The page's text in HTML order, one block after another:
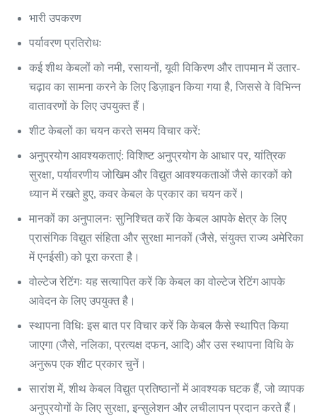
भारी उपकरण
पर्यावरण प्रतिरोधः
कई शीथ केबलों को नमी, रसायनों, यूवी विकिरण और तापमान में उतार-
चढ़ाव का सामना करने के लिए डिज़ाइन किया गया है, जिससे वे विभिन्न
वातावरणों के लिए उपयुक्त हैं।
शीट केबलों का चयन करते समय विचार करें:
अनुप्रयोग आवश्यकताएं: विशिष्ट अनुप्रयोग के आधार पर, यांत्रिक
सुरक्षा, पर्यावरणीय जोखिम और विद्युत आवश्यकताओं जैसे कारकों को
ध्यान में रखते हुए, कवर केबल के प्रकार का चयन करें।
मानकों का अनुपालनः सुनिश्चित करें कि केबल आपके क्षेत्र के लिए
प्रासंगिक विद्युत संहिता और सुरक्षा मानकों (जैसे, संयुक्त राज्य अमेरिका
में एनईसी) को पूरा करता है।
वोल्टेज रेटिंगः यह सत्यापित करें कि केबल का वोल्टेज रेटिंग आपके
आवेदन के लिए उपयुक्त है।
स्थापना विधिः इस बात पर विचार करें कि केबल कैसे स्थापित किया
जाएगा (जैसे, नलिका, प्रत्यक्ष दफन, आदि) और उस स्थापना विधि के
अनुरूप एक शीट प्रकार चुनें।
सारांश में, शीथ केबल विद्युत प्रतिष्ठानों में आवश्यक घटक हैं, जो व्यापक
अनुप्रयोगों के लिए सुरक्षा, इन्सुलेशन और लचीलापन प्रदान करते हैं।